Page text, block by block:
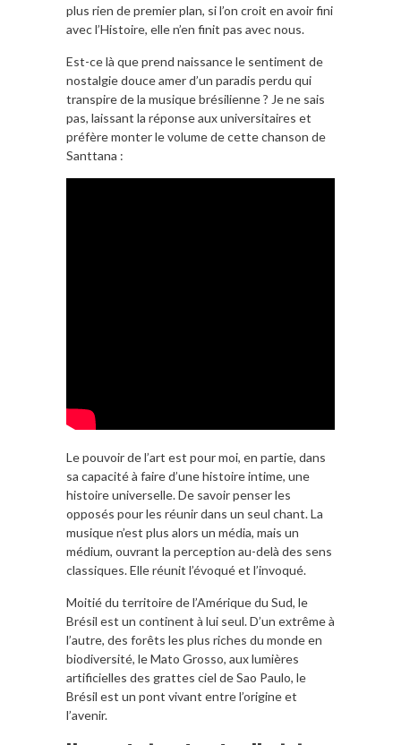
plus rien de premier plan, si l’on croit en avoir fini
avec l’Histoire, elle n’en finit pas avec nous.
Est-ce là que prend naissance le sentiment de
nostalgie douce amer d’un paradis perdu qui
transpire de la musique brésilienne ? Je ne sais
pas, laissant la réponse aux universitaires et
préfère monter le volume de cette chanson de
Santtana :
Le pouvoir de l’art est pour moi, en partie, dans
sa capacité à faire d’une histoire intime, une
histoire universelle. De savoir penser les
opposés pour les réunir dans un seul chant. La
musique n’est plus alors un média, mais un
médium, ouvrant la perception au-delà des sens
classiques. Elle réunit l’évoqué et l’invoqué.
Moitié du territoire de l’Amérique du Sud, le
Brésil est un continent à lui seul. D’un extrême à
l’autre, des forêts les plus riches du monde en
biodiversité, le Mato Grosso, aux lumières
artificielles des grattes ciel de Sao Paulo, le
Brésil est un pont vivant entre l’origine et
l’avenir.